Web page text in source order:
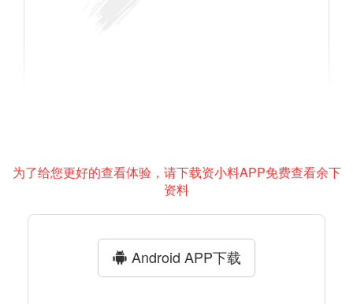
为了给您更好的查看体验，请下载资小料APP免费查看余下
资料
Android APP下载